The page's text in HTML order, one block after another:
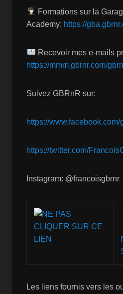
Formations sur la
Academy: https://
Recevoir mes e-mails
https://mmm.gbrnr.com/
Suivez GBRnR sur:
https://www.facebook.com/
https://twitter.com/
Instagram: @francoisgbrnr
Les liens fournis vers les